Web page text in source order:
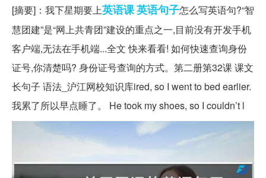
[摘要]：我下星期要上英语课英语句子怎么写英语句?“智
慧团建”是“网上共青团”建设的重点之一,目前没有开发手机
客户端,无法在手机端...全文 快来看看! 如何快速查询身份
证号,你清楚吗? 身份证号查询的方式。第二册第32课 课文
长句子 语法_沪江网校知识库ired, so I went to bed earlier.
我累了所以早点睡了。 He took my shoes, so I couldn’t l